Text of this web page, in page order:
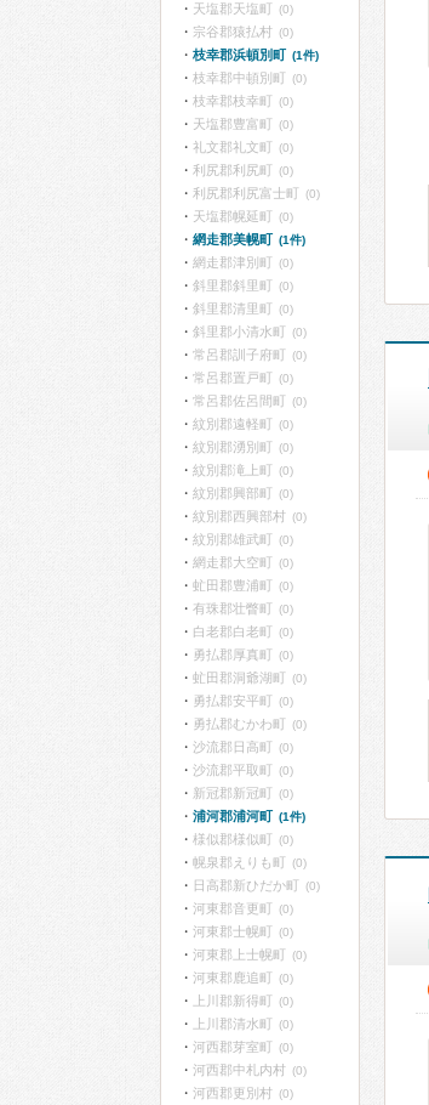
天塩郡天塩町 (0)
宗谷郡猿払村 (0)
枝幸郡浜頓別町 (1件)
枝幸郡中頓別町 (0)
枝幸郡枝幸町 (0)
天塩郡豊富町 (0)
礼文郡礼文町 (0)
利尻郡利尻町 (0)
利尻郡利尻富士町 (0)
天塩郡幌延町 (0)
網走郡美幌町 (1件)
網走郡津別町 (0)
斜里郡斜里町 (0)
斜里郡清里町 (0)
斜里郡小清水町 (0)
常呂郡訓子府町 (0)
常呂郡置戸町 (0)
常呂郡佐呂間町 (0)
紋別郡遠軽町 (0)
紋別郡湧別町 (0)
紋別郡滝上町 (0)
紋別郡興部町 (0)
紋別郡西興部村 (0)
紋別郡雄武町 (0)
網走郡大空町 (0)
虻田郡豊浦町 (0)
有珠郡壮瞥町 (0)
白老郡白老町 (0)
勇払郡厚真町 (0)
虻田郡洞爺湖町 (0)
勇払郡安平町 (0)
勇払郡むかわ町 (0)
沙流郡日高町 (0)
沙流郡平取町 (0)
新冠郡新冠町 (0)
浦河郡浦河町 (1件)
様似郡様似町 (0)
幌泉郡えりも町 (0)
日高郡新ひだか町 (0)
河東郡音更町 (0)
河東郡士幌町 (0)
河東郡上士幌町 (0)
河東郡鹿追町 (0)
上川郡新得町 (0)
上川郡清水町 (0)
河西郡芽室町 (0)
河西郡中札内村 (0)
河西郡更別村 (0)